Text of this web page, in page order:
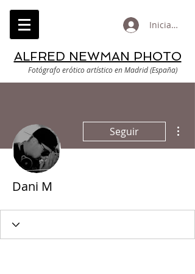
Iniciar
ALFRED NEWMAN PHOTO
Fotógrafo erótico artístico en Madrid (España)
Seguir
Dani M